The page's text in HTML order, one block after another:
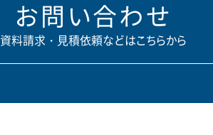
お問い合わせ
資料請求・見積依頼などはこちらから